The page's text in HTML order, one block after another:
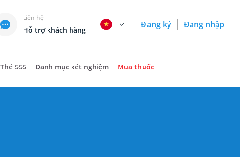
Liên hệ
Hỗ trợ khách hàng
Đăng ký Đăng nhập
Thẻ 555 Danh mục xét nghiệm Mua thuốc